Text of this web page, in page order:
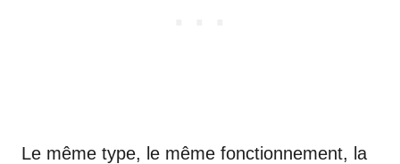
Le même type, le même fonctionnement, la